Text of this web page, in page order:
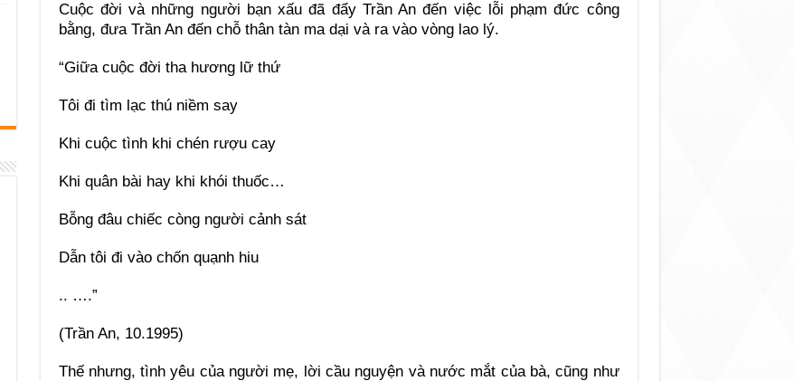
Cuộc đời và những người bạn xấu đã đẩy Trần An đến việc lỗi phạm đức công
bằng, đưa Trần An đến chỗ thân tàn ma dại và ra vào vòng lao lý.
“Giữa cuộc đời tha hương lữ thứ
Tôi đi tìm lạc thú niềm say
Khi cuộc tình khi chén rượu cay
Khi quân bài hay khi khói thuốc…
Bỗng đâu chiếc còng người cảnh sát
Dẫn tôi đi vào chốn quạnh hiu
.. ….”
(Trần An, 10.1995)
Thế nhưng, tình yêu của người mẹ, lời cầu nguyện và nước mắt của bà, cũng như